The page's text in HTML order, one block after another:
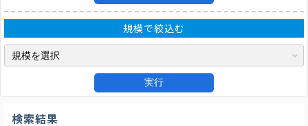
規模で絞込む
実行
検索結果